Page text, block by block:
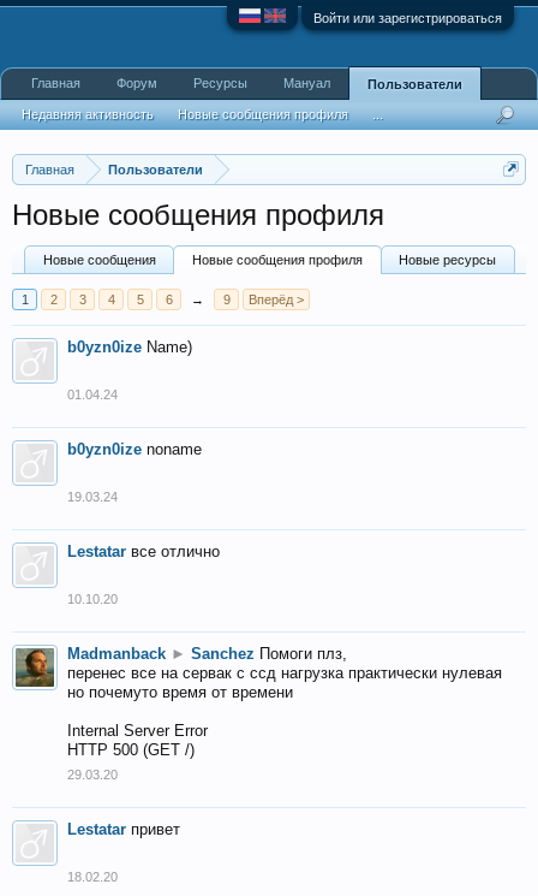
Войти или зарегистрироваться
Главная Пользователи
Новые сообщения профиля
Новые сообщения Новые сообщения профиля Новые ресурсы
1 2 3 4 5 6 → 9 Вперёд >
b0yzn0ize Name)
01.04.24
b0yzn0ize noname
19.03.24
Lestatar все отлично
10.10.20
Madmanback ► Sanchez Помоги плз,
перенес все на сервак с ссд нагрузка практически нулевая
но почемуто время от времени
Internal Server Error
HTTP 500 (GET /)
29.03.20
Lestatar привет
18.02.20
Главная Форум Ресурсы Мануал Пользователи
Недавняя активность Новые сообщения профиля